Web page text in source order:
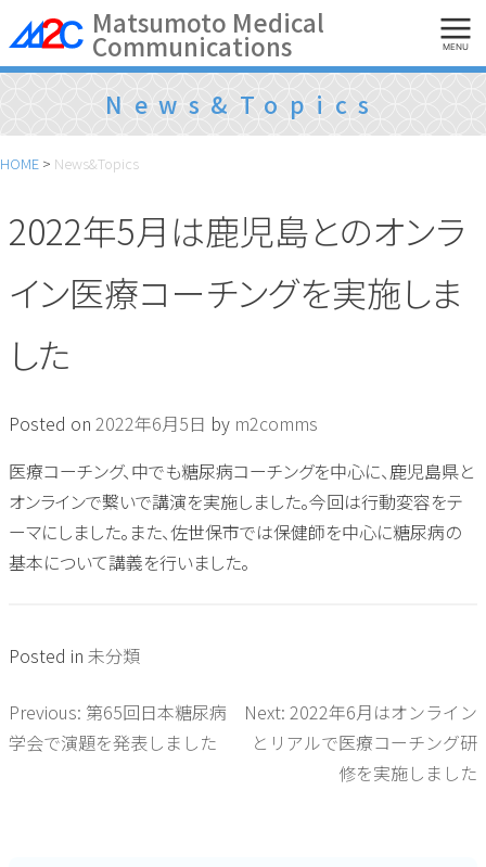
Skip
to
content
Matsumoto Medical
Communications MENU
News&Topics
HOME > News&Topics
2022年5月は鹿児島とのオンラ
イン医療コーチングを実施しま
した
Posted on 2022年6月5日 by m2comms
医療コーチング、中でも糖尿病コーチングを中心に、鹿児島県と
オンラインで繋いで講演を実施しました。今回は行動変容をテ
ーマにしました。また、佐世保市では保健師を中心に糖尿病の
基本について講義を行いました。
Posted in 未分類
投
Previous: 第65回日本糖尿病
学会で演題を発表しました
Next: 2022年6月はオンライン
とリアルで医療コーチング研
修を実施しました